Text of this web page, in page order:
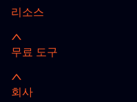
리소스
무료 도구
회사